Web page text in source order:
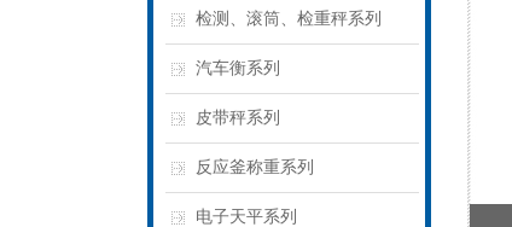
检测、滚筒、检重秤系列
汽车衡系列
皮带秤系列
反应釜称重系列
电子天平系列